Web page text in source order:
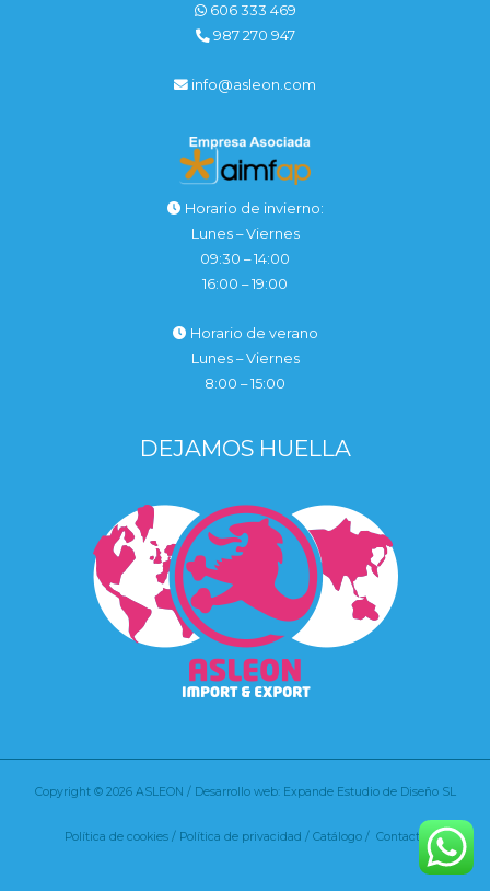
606 333 469
987 270 947
info@asleon.com
Horario de invierno:
Lunes – Viernes
09:30 – 14:00
16:00 – 19:00
Horario de verano
Lunes – Viernes
8:00 – 15:00
DEJAMOS HUELLA
Copyright © 2026 ASLEON / Desarrollo web: Expande Estudio de Diseño SL
Política de cookies/ Política de privacidad / Catálogo / Contacto